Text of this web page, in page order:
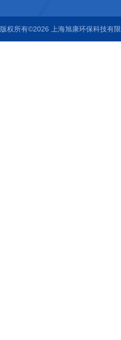
版权所有©2026 上海旭康环保科技有